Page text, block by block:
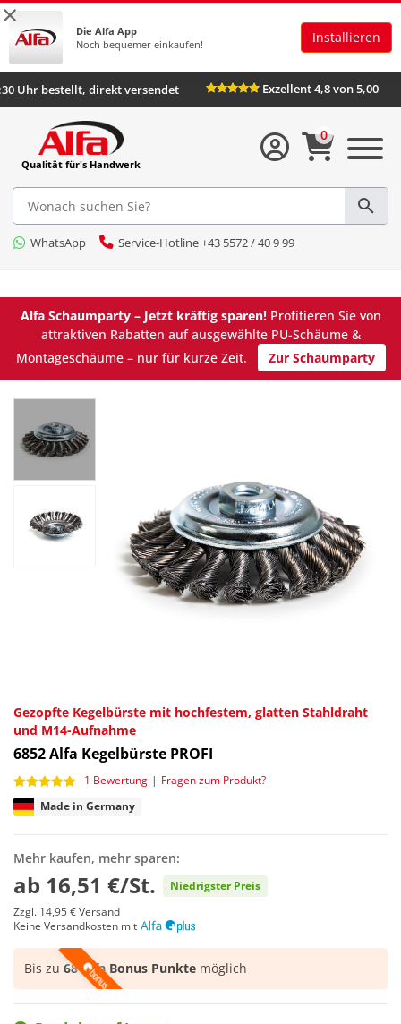
×
Die Alfa App
Noch bequemer einkaufen!
Installieren
Uhr bestellt, direkt versendet Exzellent 4,8 von 5,00
Qualität für's Handwerk
WhatsApp Service-Hotline +43 5572 / 40 9 99
0
Alfa Schaumparty – Jetzt kräftig sparen!Profitieren Sie von
attraktiven Rabatten auf ausgewählte PU-Schäume &
Montageschäume – nur für kurze Zeit.
Zur Schaumparty
Gezopfte Kegelbürste mit hochfestem, glatten Stahldraht
und M14-Aufnahme
6852Alfa Kegelbürste PROFI
1 Bewertung | Fragen zum Produkt?
Made in Germany
Mehr kaufen, mehr sparen:
ab 16,51 €/St.
Niedrigster Preis
Zzgl. 14,95 €Versand
Keine Versandkosten mit
Bis zu 68 Alfa Bonus Punkte möglich